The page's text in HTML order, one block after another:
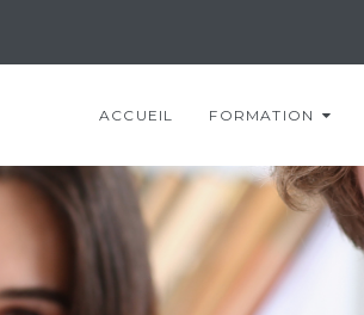
ACCUEIL FORMATION